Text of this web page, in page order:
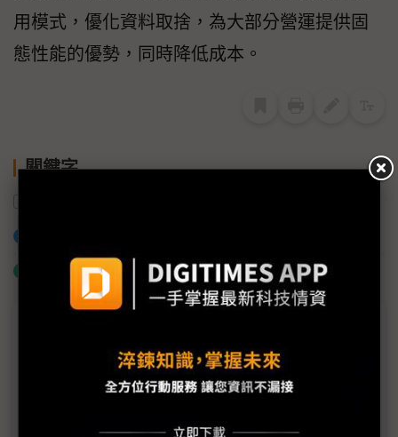
用模式，優化資料取捨，為大部分營運提供固
態性能的優勢，同時降低成本。
關鍵字
什麼是「關鍵字追蹤」
供應運籌管理新思維 有效提升企業競爭力